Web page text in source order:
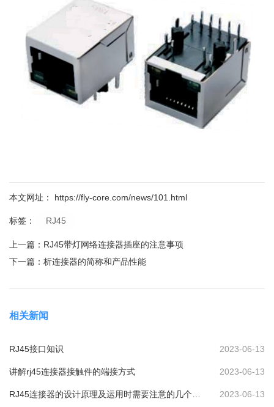
本文网址： https://fly-core.com/news/101.html
标签： RJ45
上一篇： RJ45带灯网络连接器插座的注意事项
下一篇： 析连接器的简称和产品性能
相关新闻
2023-06-13
RJ45接口知识
2023-06-13
讲解rj45连接器接触件的端接方式
2023-06-13
RJ45连接器的设计原理及运用时需要注意的几个问